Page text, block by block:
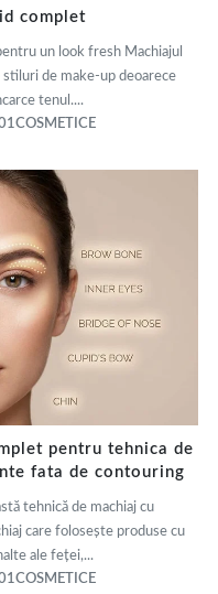
complet
un look fresh Machiajul
de make-up deoarece
tenul....
pentru tehnica de
fata de contouring
tehnică de machiaj cu
care folosește produse cu
ale feței,...